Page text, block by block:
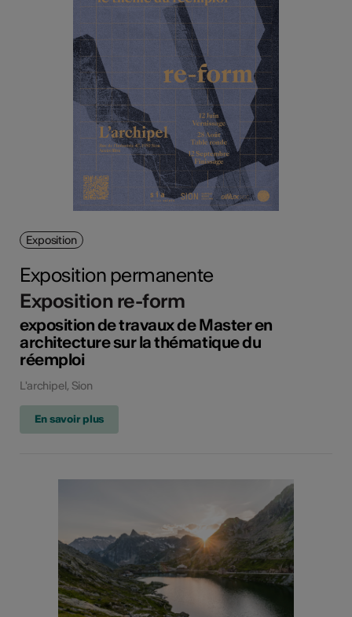
Exposition
Exposition permanente
Exposition re-form
exposition de travaux de Master en
architecture sur la thématique du
réemploi
L'archipel, Sion
En savoir plus